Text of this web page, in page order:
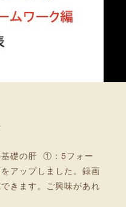
基礎の肝 ①：5フォー
アップしました。録画
きます。ご興味があれ